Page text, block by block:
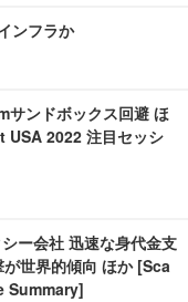
ンフラか
サンドボックス回避 ほ
USA 2022 注目セッシ
ー会社 迅速な身代金支
世界的傾向 ほか [Sca
Summary]